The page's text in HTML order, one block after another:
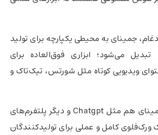
جمینای به محیطی یکپارچه برای تولید
می‌شود؛ ابزاری فوق‌العاده برای
ویدیویی کوتاه مثل شورتس، تیک‌تاک و
با این ادغام‌ها جمینای هم مثل Chatgpt و دیگر پلتفرم‌های
کامل و عملی برای تولیدکنندگان